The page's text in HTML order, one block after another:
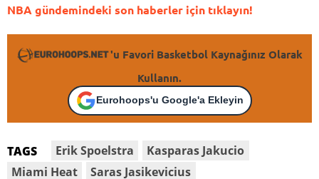
NBA gündemindeki son haberler için tıklayın!
'u Favori Basketbol Kaynağınız Olarak
Kullanın.
Eurohoops'u Google'a Ekleyin
TAGS Erik Spoelstra
Kasparas Jakucio
Miami Heat
Saras Jasikevicius